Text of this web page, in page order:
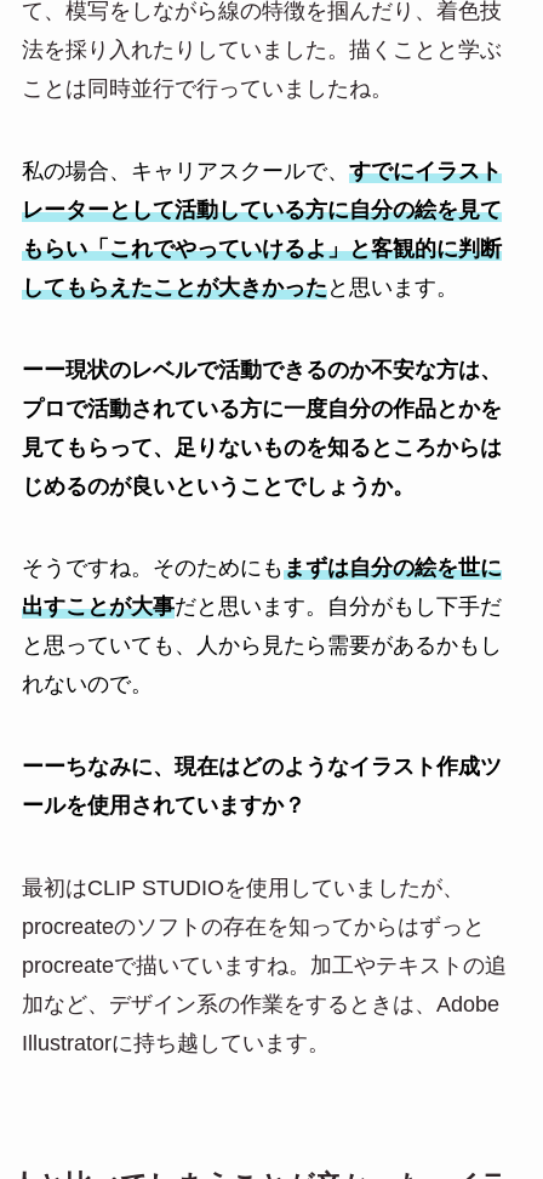
て、模写をしながら線の特徴を掴んだり、着色技
法を採り入れたりしていました。描くことと学ぶ
ことは同時並行で行っていましたね。
私の場合、キャリアスクールで、 すでにイラスト
レーターとして活動している方に自分の絵を見て
もらい「これでやっていけるよ」と客観的に判断
してもらえたことが大きかったと思います。
ーー現状のレベルで活動できるのか不安な方は、
プロで活動されている方に一度自分の作品とかを
見てもらって、足りないものを知るところからは
じめるのが良いということでしょうか。
そうですね。そのためにもまずは自分の絵を世に
出すことが大事だと思います。自分がもし下手だ
と思っていても、人から見たら需要があるかもし
れないので。
ーーちなみに、現在はどのようなイラスト作成ツ
ールを使用されていますか？
最初はCLIP STUDIOを使用していましたが、
procreateのソフトの存在を知ってからはずっと
procreateで描いていますね。加工やテキストの追
加など、デザイン系の作業をするときは、Adobe
Illustratorに持ち越しています。